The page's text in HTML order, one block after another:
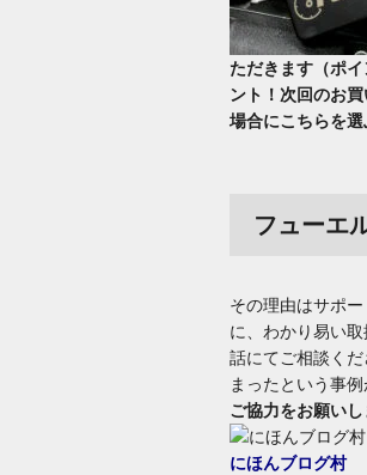
ただきます（ポ
ント！次回のお
場合にこちらを
フューエ
その理由はサポ
に、わかり易い
話にてご相談くだ
まったという事
ご協力をお願い
にほんブログ村